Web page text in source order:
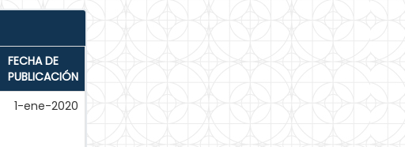
FECHA DE
PUBLICACIÓN
1-ene-2020